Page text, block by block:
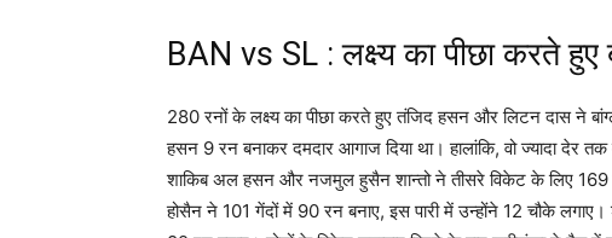
BAN vs SL : लक्ष्य का पीछा करते हुए
280 रनों के लक्ष्य का पीछा करते हुए तंजिद हसन और लिटन दास ने
हसन 9 रन बनाकर दमदार आगाज दिया था। हालांकि, वो ज्यादा देर
शाकिब अल हसन और नजमुल हुसैन शान्तो ने तीसरे विकेट के लिए
होसैन ने 101 गेंदों में 90 रन बनाए, इस पारी में उन्होंने 12 चौके